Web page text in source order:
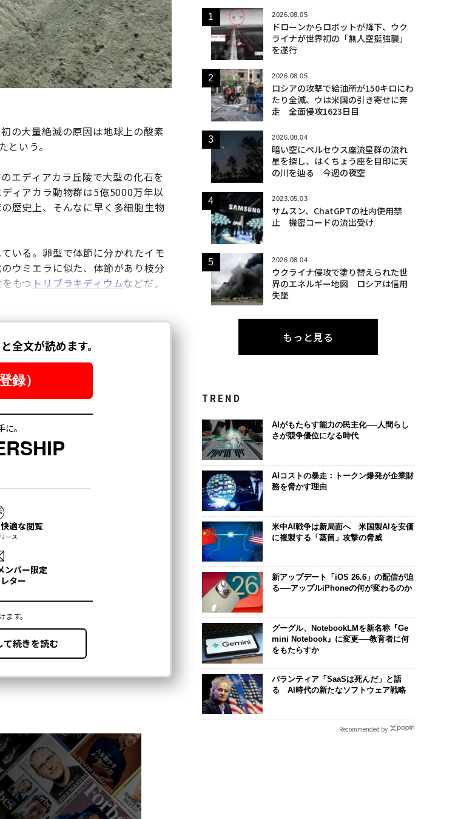
の大量絶滅の原因は地球上の酸素
いう。
エディアカラ丘陵で大型の化石を
ィアカラ動物群は5億5000万年以
歴史上、そんなに早く多細胞生物
いる。卵型で体節に分かれたイモ
ウミエラに似た、体節があり枝分
もつ トリブラキディウムなどだ。
2026.08.05
ドローンからロボットが降下、ウク
ライナが世界初の「無人空挺強襲」
を遂行
2026.08.05
ロシアの攻撃で給油所が150キロにわ
たり全滅、ウは米国の引き寄せに奔
走 全面侵攻1623日目
2026.08.04
暗い空にペルセウス座流星群の流れ
星を探し、はくちょう座を目印に天
の川を辿る 今週の夜空
2023.05.03
サムスン、ChatGPTの社内使用禁
止 機密コードの流出受け
2026.08.04
ウクライナ侵攻で塗り替えられた世
界のエネルギー地図 ロシアは信用
失墜
もっと見る
TREND
AIがもたらす能力の民主化──人間らし
さが競争優位になる時代
AIコストの暴走：トークン爆発が企業財
務を脅かす理由
米中AI戦争は新局面へ 米国製AIを安価
に複製する「蒸留」攻撃の脅威
新アップデート「iOS 26.6」の配信が迫
る──アップルiPhoneの何が変わるのか
グーグル、NotebookLMを新名称『Ge
mini Notebook』に変更──教育者に何
をもたらすか
パランティア「SaaSは死んだ」と語
る AI時代の新たなソフトウェア戦略
Recommended by